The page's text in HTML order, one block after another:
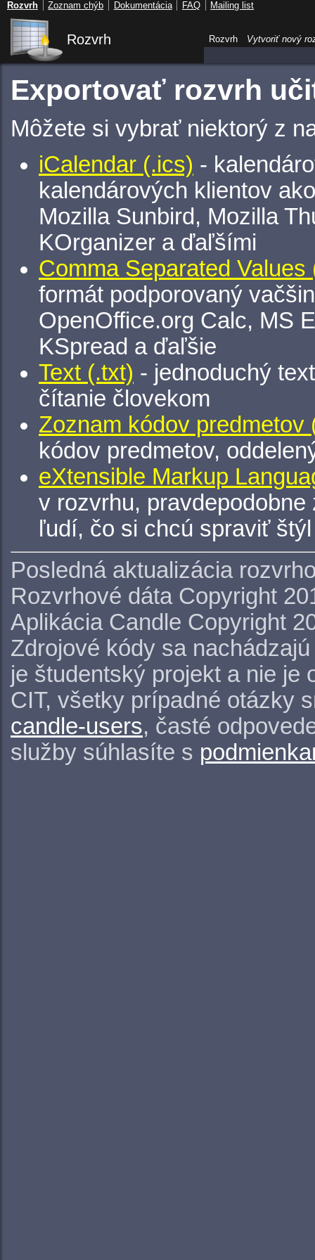
Rozvrh
Exportovať rozvrh
Môžete si vybrať niektorý z
iCalendar (.ics) -
kalendárových klientov
Mozilla Sunbird, Mozilla
KOrganizer a ďaľšími
Comma Separated Values
formát podporovaný
OpenOffice.org Calc, MS
KSpread a ďaľšie
Text (.txt) - jednoduchý
čítanie človekom
Zoznam kódov predmetov
kódov predmetov,
eXtensible Markup
v rozvrhu,
ľudí, čo si chcú spraviť
Posledná aktualizácia
Rozvrhové dáta Copyright
Aplikácia Candle Copyright
Zdrojové kódy sa
je študentský projekt a nie je
CIT, všetky prípadné otázky
candle-users, časté
služby súhlasíte s
Rozvrh Vytvoriť nový
Rozvrh Zoznam chýb Dokumentácia FAQ Mailing list